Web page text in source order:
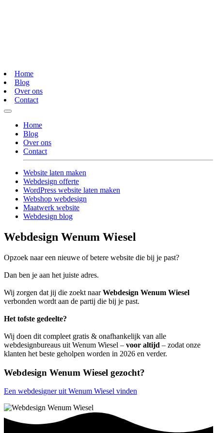
Home
Blog
Over ons
Contact
Home
Blog
Over ons
Contact
Website laten maken
Webdesign offerte
WordPress website laten maken
Webshop webdesign
Maatwerk website
Webdesign blog
Webdesign Wenum Wiesel
Opzoek naar een nieuwe of betere website die bij je past?
Dan ben je aan het juiste adres.
Wij zorgen dat jij die zoekt naarWebdesign Wenum Wiesel
verbonden wordt aan de partij die bij je past.
Het tofste gedeelte?
Wij doen dit compleet gratis & onafhankelijk van alle
webdesignbureaus uit Wenum Wiesel – voor altijd – zodat onze
klanten het beste geholpen worden in 2026 en verder.
Webdesign Wenum Wiesel gezocht?
Een webdesigner uit Wenum Wiesel vinden